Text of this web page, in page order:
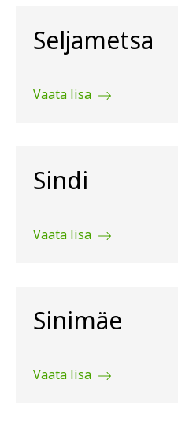
Seljametsa
Vaata lisa
Sindi
Vaata lisa
Sinimäe
Vaata lisa